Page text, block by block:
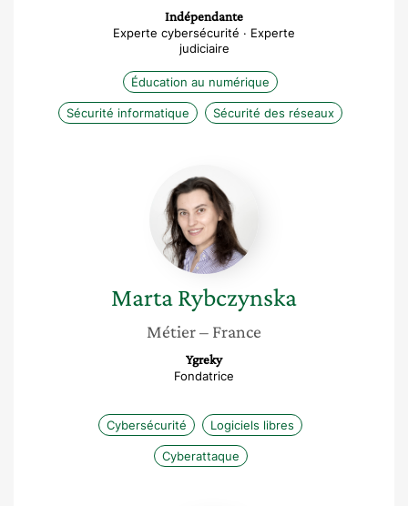
Indépendante
Experte cybersécurité · Experte
judiciaire
Éducation au numérique
Sécurité informatique Sécurité des réseaux
Marta
Rybczynska
MartaRybczynska
Métier– France
Ygreky
Fondatrice
Cybersécurité Logiciels libres
Cyberattaque